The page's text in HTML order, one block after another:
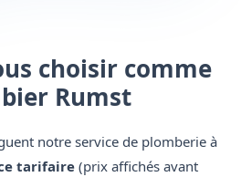
choisir comme
Rumst
notre service de plomberie à
tarifaire(prix affichés avant